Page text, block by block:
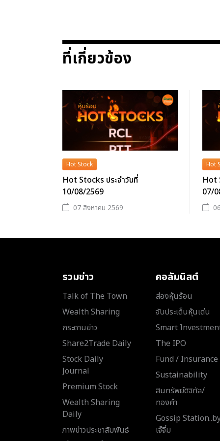
ที่เกี่ยวข้อง
Hot Stock
Hot Stocks ประจำวันที่
10/08/2569
07 สิงหาคม 2569
Hot
Hot
07/
รวมข่าว
Talk of The Town
Wealth Sharing
กระดานข่าว
Share2Trade Daily
Stock Daily
Journal
Premium Stock
Wealth Sharing
Daily
ภาพข่าวประชาสัมพันธ์
คอลัมนิสต์
ส่องหุ้นร้อน
จับประเด็นหุ้นเด่น
Smart
The IPO
Fund / Insurance
Sustainability
สินทรัพย์ดิจิทัล/
ทองคำ
Gossip
เจ๊จิ๋ม